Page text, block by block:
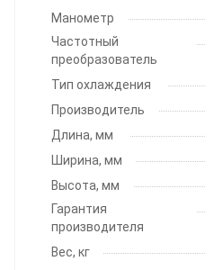
Манометр
Частотный
преобразователь
Тип охлаждения
Производитель
Длина, мм
Ширина, мм
Высота, мм
Гарантия
производителя
Вес, кг